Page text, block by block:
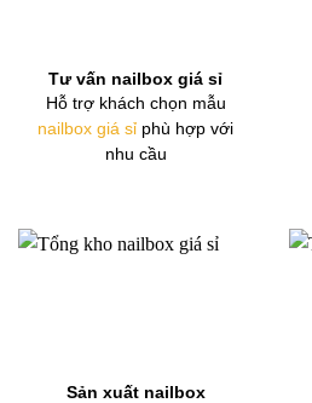
Tư vấn nailbox giá sỉ
Hỗ trợ khách chọn mẫu
nailbox giá sỉ phù hợp với
nhu cầu
Sản xuất nailbox